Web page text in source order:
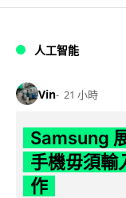
人工智能
Vin 21 小時
Samsung
手機毋須輸
作